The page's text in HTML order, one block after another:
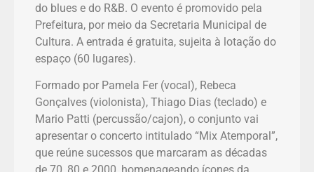
do blues e do R&B. O evento é promovido pela
Prefeitura, por meio da Secretaria Municipal de
Cultura. A entrada é gratuita, sujeita à lotação do
espaço (60 lugares).
Formado por Pamela Fer (vocal), Rebeca
Gonçalves (violonista), Thiago Dias (teclado) e
Mario Patti (percussão/cajon), o conjunto vai
apresentar o concerto intitulado “Mix Atemporal”,
que reúne sucessos que marcaram as décadas